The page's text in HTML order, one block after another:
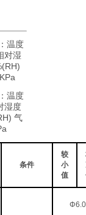
温度
对湿
温度
湿度
气
条件
较
小
值